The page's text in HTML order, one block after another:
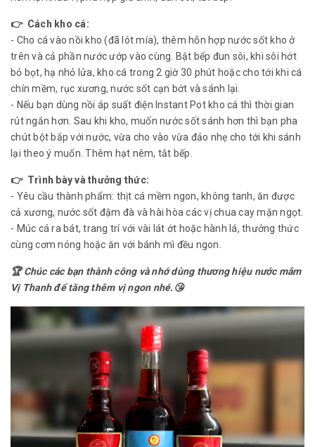
👉 Cách kho cá:
- Cho cá vào nồi kho (đã lót mía), thêm hỗn hợp nước sốt kho ở
trên và cả phần nước ướp vào cùng. Bật bếp đun sôi, khi sôi hớt
bỏ bọt, hạ nhỏ lửa, kho cá trong 2 giờ 30 phút hoặc cho tới khi cá
chín mềm, rục xương, nước sốt cạn bớt và sánh lại.
- Nếu bạn dùng nồi áp suất điện Instant Pot kho cá thì thời gian
rút ngắn hơn. Sau khi kho, muốn nước sốt sánh hơn thì bạn pha
chút bột bắp với nước, vừa cho vào vừa đảo nhẹ cho tới khi sánh
lại theo ý muốn. Thêm hạt nêm, tắt bếp.
👉 Trình bày và thưởng thức:
- Yêu cầu thành phẩm: thịt cá mềm ngon, không tanh, ăn được
cả xương, nước sốt đậm đà và hài hòa các vị chua cay mặn ngọt.
- Múc cá ra bát, trang trí với vài lát ớt hoặc hành lá, thưởng thức
cùng cơm nóng hoặc ăn với bánh mì đều ngon.
🏆 Chúc các bạn thành công và nhớ dùng thương hiệu nước mắm
Vị Thanh để tăng thêm vị ngon nhé.😘